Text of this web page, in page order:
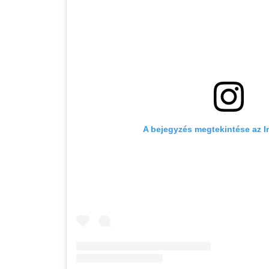
A bejegyzés megtekintése az